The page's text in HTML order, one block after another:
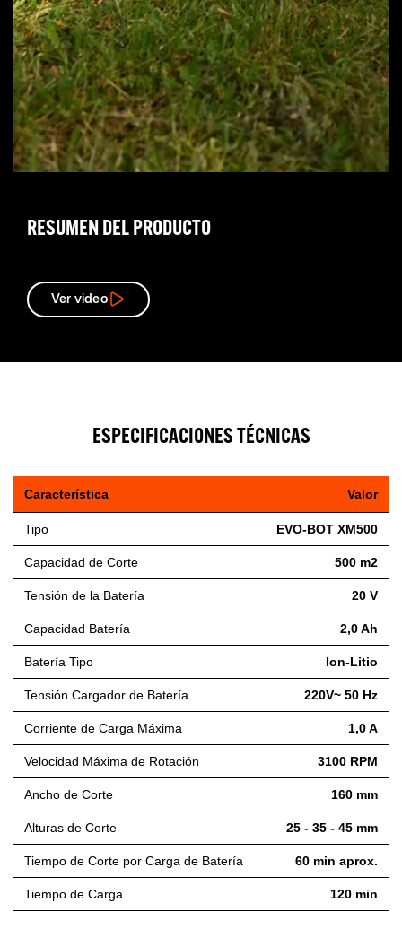
RESUMEN DEL PRODUCTO
Ver video
ESPECIFICACIONES TÉCNICAS
Característica Valor
Tipo EVO-BOT XM500
Capacidad de Corte 500 m2
Tensión de la Batería 20 V
Capacidad Batería 2,0 Ah
Batería Tipo Ion-Litio
Tensión Cargador de Batería 220V~ 50 Hz
Corriente de Carga Máxima 1,0 A
Velocidad Máxima de Rotación 3100 RPM
Ancho de Corte 160 mm
Alturas de Corte 25 - 35 - 45 mm
Tiempo de Corte por Carga de Batería 60 min aprox.
Tiempo de Carga 120 min